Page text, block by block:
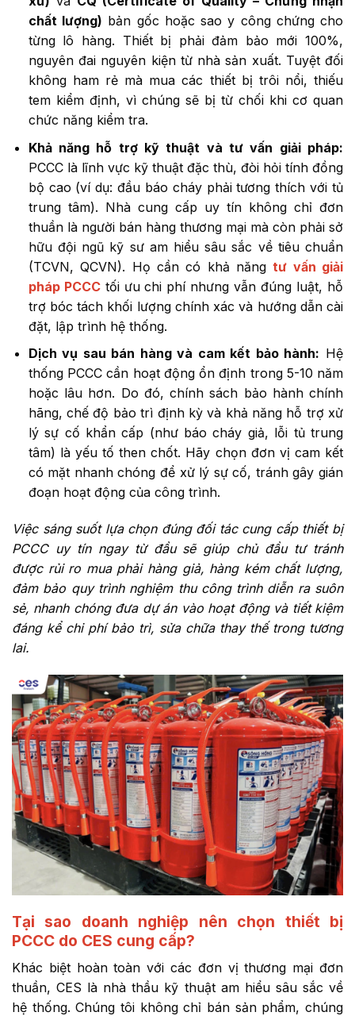
chất lượng) bản gốc hoặc sao y công chứng cho
từng lô hàng. Thiết bị phải đảm bảo mới 100%,
nguyên đai nguyên kiện từ nhà sản xuất. Tuyệt đối
không ham rẻ mà mua các thiết bị trôi nổi, thiếu
tem kiểm định, vì chúng sẽ bị từ chối khi cơ quan
chức năng kiểm tra.
Khả năng hỗ trợ kỹ thuật và tư vấn giải pháp:
PCCC là lĩnh vực kỹ thuật đặc thù, đòi hỏi tính đồng
bộ cao (ví dụ: đầu báo cháy phải tương thích với tủ
trung tâm). Nhà cung cấp uy tín không chỉ đơn
thuần là người bán hàng thương mại mà còn phải sở
hữu đội ngũ kỹ sư am hiểu sâu sắc về tiêu chuẩn
(TCVN, QCVN). Họ cần có khả năngtư vấn giải
pháp PCCCtối ưu chi phí nhưng vẫn đúng luật, hỗ
trợ bóc tách khối lượng chính xác và hướng dẫn cài
đặt, lập trình hệ thống.
Dịch vụ sau bán hàng và cam kết bảo hành: Hệ
thống PCCC cần hoạt động ổn định trong 5-10 năm
hoặc lâu hơn. Do đó, chính sách bảo hành chính
hãng, chế độ bảo trì định kỳ và khả năng hỗ trợ xử
lý sự cố khẩn cấp (như báo cháy giả, lỗi tủ trung
tâm) là yếu tố then chốt. Hãy chọn đơn vị cam kết
có mặt nhanh chóng để xử lý sự cố, tránh gây gián
đoạn hoạt động của công trình.
Việc sáng suốt lựa chọn đúng đối tác cung cấp thiết bị
PCCC uy tín ngay từ đầu sẽ giúp chủ đầu tư tránh
được rủi ro mua phải hàng giả, hàng kém chất lượng,
đảm bảo quy trình nghiệm thu công trình diễn ra suôn
sẻ, nhanh chóng đưa dự án vào hoạt động và tiết kiệm
đáng kể chi phí bảo trì, sửa chữa thay thế trong tương
lai.
Tại sao doanh nghiệp nên chọn thiết bị
PCCC do CES cung cấp?
Khác biệt hoàn toàn với các đơn vị thương mại đơn
thuần, CES là nhà thầu kỹ thuật am hiểu sâu sắc về
hệ thống. Chúng tôi không chỉ bán sản phẩm, chúng